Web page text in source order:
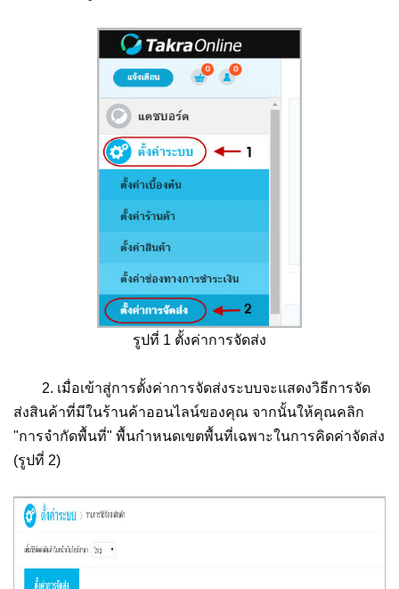
รูปที่ 1 ตั้งค่าการจัดส่ง
2. เมื่อเข้าสู่การตั้งค่าการจัดส่งระบบจะแสดงวิธีการจัด
ส่งสินค้าที่มีในร้านค้าออนไลน์ของคุณ จากนั้นให้คุณคลิก
"การจำกัดพื้นที่" พื้นกำหนดเขตพื้นที่เฉพาะในการคิดค่าจัดส่ง
(รูปที่ 2)